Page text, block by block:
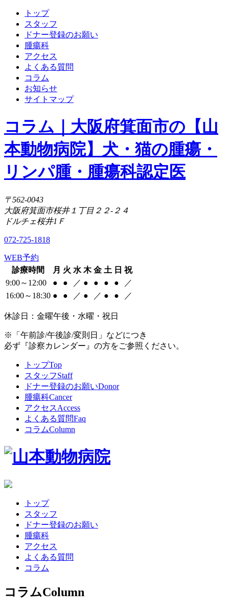
トップ
スタッフ
ドナー登録のお願い
腫瘍科
アクセス
よくある質問
コラム
お知らせ
サイトマップ
コラム｜大阪府箕面市の【山
本動物病院】犬・猫の腫瘍・
リンパ腫・腫瘍科認定医
〒562-0043
大阪府箕面市桜井１丁目２２-２４
ドルチェ桜井1Ｆ
072-725-1818
WEB予約
診療時間
月 火 水 木 金 土 日 祝
9:00～12:00
● ● ／ ● ● ● ●
／
16:00～18:30 ● ● ／ ● ／ ● ● ／
休診日：金曜午後・水曜・祝日
※「午前診/午後診/変則日」などにつき
必ず『診察カレンダー』の方をご参照ください。
トップTop
スタッフStaff
ドナー登録のお願いDonor
腫瘍科Cancer
アクセスAccess
よくある質問Faq
コラムColumn
トップ
スタッフ
ドナー登録のお願い
腫瘍科
アクセス
よくある質問
コラム
コラムColumn